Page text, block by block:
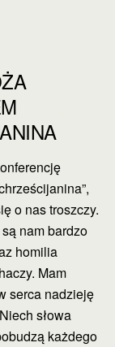
o nas troszczy.
nam bardzo
homilia
Mam
serca nadzieję
słowa
każdego